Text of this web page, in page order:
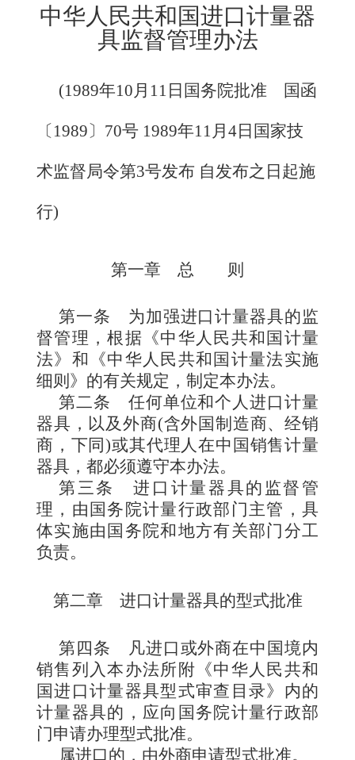
中华人民共和国进口计量器
具监督管理办法
(1989年10月11日国务院批准 国函
〔1989〕70号 1989年11月4日国家技
术监督局令第3号发布 自发布之日起施
行)
第一章 总 则
第一条 为加强进口计量器具的监
督管理，根据《中华人民共和国计量
法》和《中华人民共和国计量法实施
细则》的有关规定，制定本办法。
第二条 任何单位和个人进口计量
器具，以及外商(含外国制造商、经销
商，下同)或其代理人在中国销售计量
器具，都必须遵守本办法。
第三条进 口计量器具的监督管
理，由国务院计量行政部门主管，具
体实施由国务院和地方有关部门分工
负责。
第二章 进口计量器具的型式批准
第四条 凡进口或外商在中国境内
销售列入本办法所附《中华人民共和
国进口计量器具型式审查目录》内的
计量器具的，应向国务院计量行政部
门申请办理型式批准。
属进口的，由外商申请型式批准。